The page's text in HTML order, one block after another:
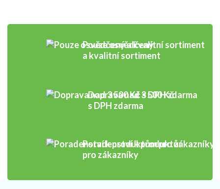
Pouze osvědčený
a kvalitní sortiment
Doprava nad 3 500 Kč
s DPH zdarma
Poradenství k produktům
pro zákazníky